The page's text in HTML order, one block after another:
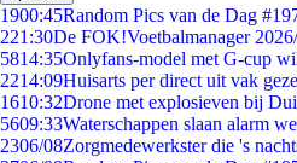
1900:45Random Pics van de Dag
221:30De FOK!Voetbalmanager
5814:35Onlyfans-model met G-cup
2214:09Huisarts per direct uit vak
1610:32Drone met explosieven bij
5609:33Waterschappen slaan alarm
2306/08Zorgmedewerkster die 's